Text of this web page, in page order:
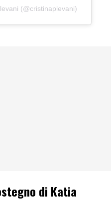
(@cristinaplevani)
di Katia